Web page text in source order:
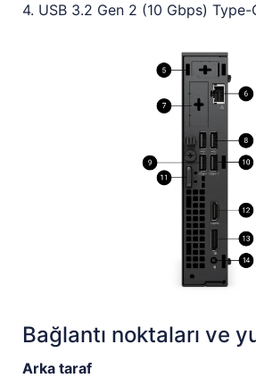
4. USB 3.2 Gen 2 (10 Gbps) Type-
Bağlantı noktaları ve
Arka taraf